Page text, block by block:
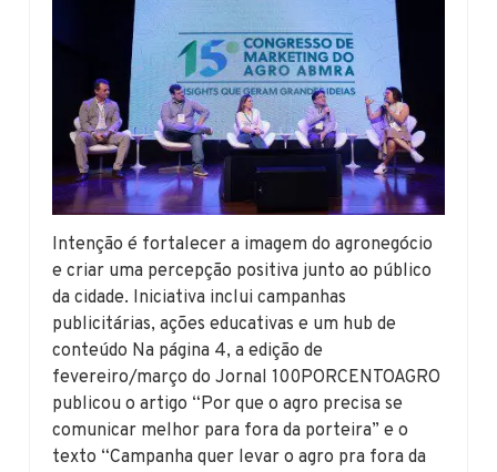
Intenção é fortalecer a imagem do agronegócio
e criar uma percepção positiva junto ao público
da cidade. Iniciativa inclui campanhas
publicitárias, ações educativas e um hub de
conteúdo Na página 4, a edição de
fevereiro/março do Jornal 100PORCENTOAGRO
publicou o artigo “Por que o agro precisa se
comunicar melhor para fora da porteira” e o
texto “Campanha quer levar o agro pra fora da